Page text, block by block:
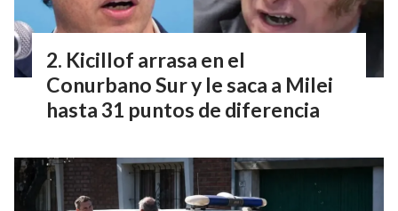
Kicillof arrasa en el
Conurbano Sur y le saca a Milei
hasta 31 puntos de diferencia